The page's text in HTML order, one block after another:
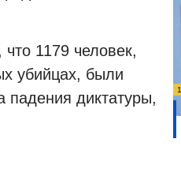
что 1179 человек,
убийцах, были
диктатуры,